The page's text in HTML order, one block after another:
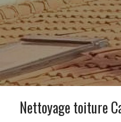
Nettoyage toiture